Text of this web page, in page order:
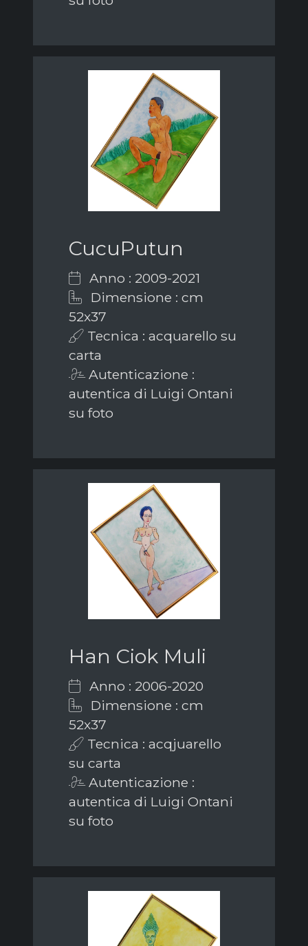
CucuPutun
Anno : 2009-2021
Dimensione : cm
52x37
Tecnica : acquarello su
carta
Autenticazione :
autentica di Luigi Ontani
su foto
Han Ciok Muli
Anno : 2006-2020
Dimensione : cm
52x37
Tecnica : acqjuarello
su carta
Autenticazione :
autentica di Luigi Ontani
su foto